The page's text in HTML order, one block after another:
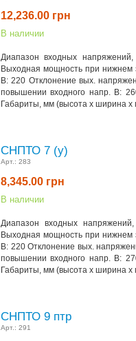
12,236.00 грн
В наличии
Диапазон входных
Выходная мощность при нижнем
В: 220 Отклонение вых.
повышении входного напр. В:
Габариты, мм (высота x ширина x
СНПТО 7 (у)
Арт.: 283
8,345.00 грн
В наличии
Диапазон входных
Выходная мощность при нижнем
В: 220 Отклонение вых.
повышении входного напр. В:
Габариты, мм (высота x ширина x
СНПТО 9 птр
Арт.: 291